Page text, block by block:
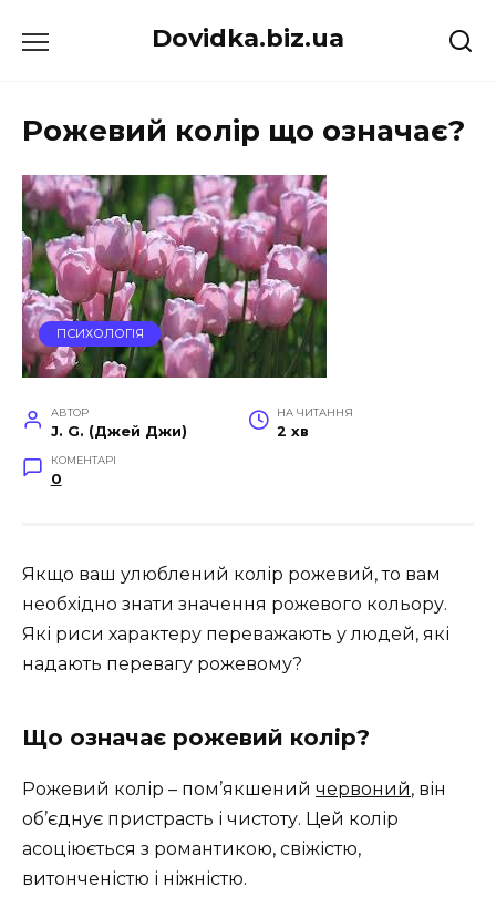
до
Dovidka.biz.ua
Рожевий колір що означає?
ПСИХОЛОГІЯ
АВТОР
J. G. (Джей Джи)
НА ЧИТАННЯ
2 хв
КОМЕНТАРІ
0
Якщо ваш улюблений колір рожевий, то вам
необхідно знати значення рожевого кольору.
Які риси характеру переважають у людей, які
надають перевагу рожевому?
Що означає рожевий колір?
Рожевий колір – пом’якшений червоний, він
об’єднує пристрасть і чистоту. Цей колір
асоціюється з романтикою, свіжістю,
витонченістю і ніжністю.